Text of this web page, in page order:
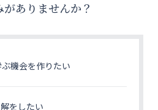
がありませんか？
機会を作りたい
をしたい